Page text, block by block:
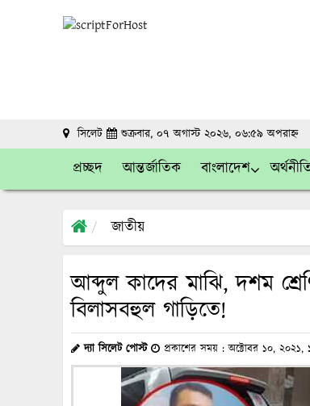
সিলেট শুক্রবার, ০৭ অগাস্ট ২০২৬, ০৬:৫৯ অপরাহ্ন
প্রচ্ছদ আন্তর্জাতিক বাংলাদেশ
জাতীয়
আব্দুল কাদের মাঝি, দশম
বিলাসবহুল গাড়িতে!
দ্যা সিলেট পোস্ট প্রকাশের সময় : অক্টোবর ১০, ২০২১,